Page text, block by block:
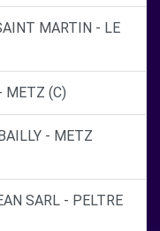
MARTIN - LE
METZ (C)
- METZ
SARL - PELTRE